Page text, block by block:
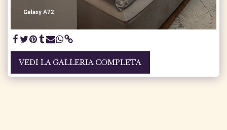
VEDI LA GALLERIA COMPLETA